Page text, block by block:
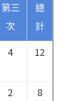
第三
次
總
計
4 12
2 8